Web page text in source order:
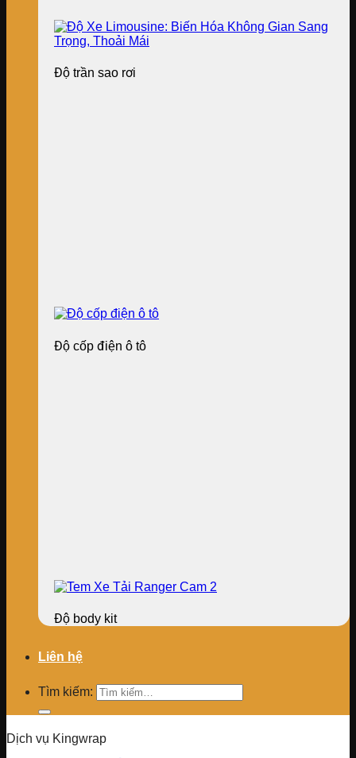
Độ trần sao rơi
Độ cốp điện ô tô
Độ body kit
Liên hệ
Tìm kiếm:
Dịch vụ Kingwrap